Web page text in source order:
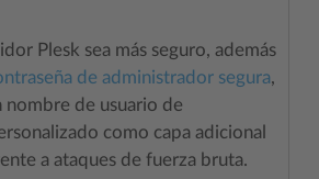
Plesk sea más seguro, además
de administrador segura,
de usuario de
como capa adicional
a ataques de fuerza bruta.